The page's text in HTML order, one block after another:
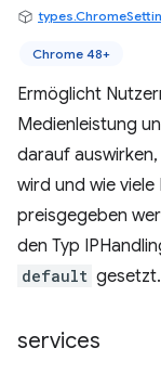
Chrome 48+
Ermöglicht
Medienleistung
darauf
wird und wie
preisgegeben
den Typ
default gesetzt.
services